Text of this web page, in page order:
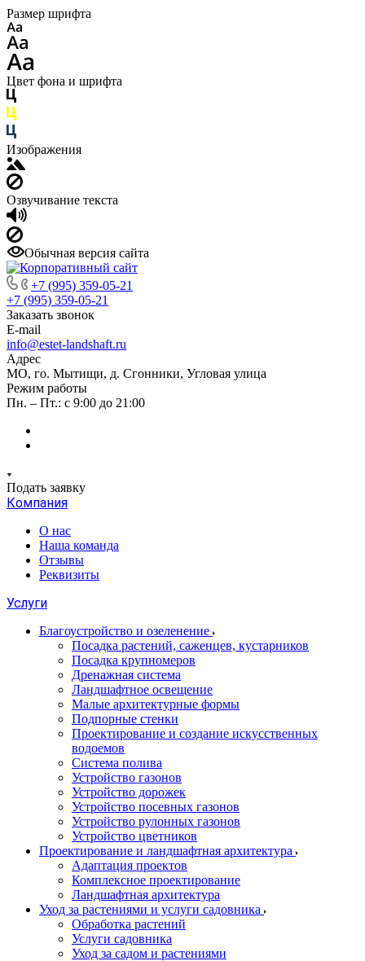
Размер шрифта
Цвет фона и шрифта
Изображения
Озвучивание текста
Обычная версия сайта
+7 (995) 359-05-21
+7 (995) 359-05-21
Заказать звонок
E-mail
info@estet-landshaft.ru
Адрес
МО, го. Мытищи, д. Сгонники, Угловая улица
Режим работы
Пн. – Пт.: с 9:00 до 21:00
Подать заявку
Компания
О нас
Наша команда
Отзывы
Реквизиты
Услуги
Благоустройство и озеленение
Посадка растений, саженцев, кустарников
Посадка крупномеров
Дренажная система
Ландшафтное освещение
Малые архитектурные формы
Подпорные стенки
Проектирование и создание искусственных
водоемов
Система полива
Устройство газонов
Устройство дорожек
Устройство посевных газонов
Устройство рулонных газонов
Устройство цветников
Проектирование и ландшафтная архитектура
Адаптация проектов
Комплексное проектирование
Ландшафтная архитектура
Уход за растениями и услуги садовника
Обработка растений
Услуги садовника
Уход за садом и растениями